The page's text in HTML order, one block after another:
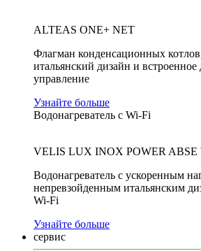
ALTEAS ONE+ NET
Флагман конденсационных
итальянский дизайн и
управление
Узнайте больше
Водонагреватель с Wi-Fi
VELIS LUX INOX POWER ABSE
Водонагреватель с ускоренным
непревзойденным итальянским
Wi-Fi
Узнайте больше
сервис